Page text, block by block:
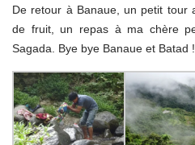
De retour à Banaue, un petit tour
de fruit, un repas à ma chère
Sagada. Bye bye Banaue et Batad !